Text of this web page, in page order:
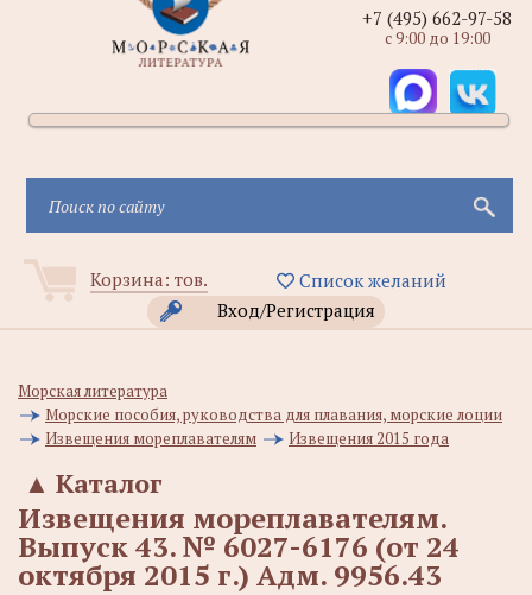
Корзина: тов.
Список желаний
Вход/Регистрация
+7 (495) 662-97-58
с 9:00 до 19:00
Морская литература
Морские пособия, руководства для плавания, морские лоции
Извещения мореплавателям
Извещения 2015 года
Каталог
▲
Извещения мореплавателям.
Выпуск 43. № 6027-6176 (от 24
октября 2015 г.) Адм. 9956.43